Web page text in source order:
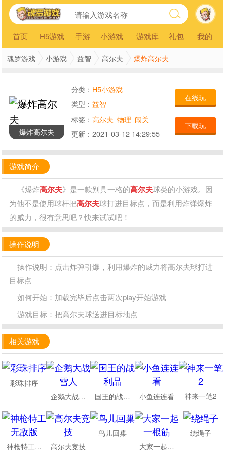
首页 H5游戏 手游 小游戏 游戏库 礼包 我的
魂罗游戏 小游戏 益智 高尔夫 爆炸高尔夫
爆炸高尔夫
分类： H5小游戏
类型： 益智
标签： 高尔夫 物理 闯关
更新： 2021-03-12 14:29:55
在线玩
下载玩
游戏简介
《爆炸高尔夫》是一款别具一格的高尔夫球类的小游戏。因
为他不是使用球杆把高尔夫球打进目标点，而是利用炸弹爆炸
的威力，很有意思吧？快来试试吧！
操作说明
操作说明：点击炸弹引爆，利用爆炸的威力将高尔夫球打进
目标点
如何开始：加载完毕后点击两次play开始游戏
游戏目标：把高尔夫球送进目标地点
相关游戏
彩珠排序
企鹅大战雪人
国王的战利品 小鱼连连看 神来一笔2
神枪特工无敌版 高尔夫竞技
鸟儿回巢
大家一起一根筋
绕绳子